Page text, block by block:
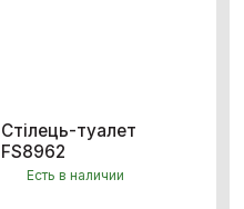
Стілець-туалет
FS8962
Есть в наличии